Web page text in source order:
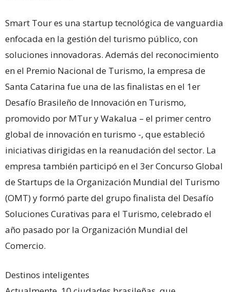
Smart Tour es una startup tecnológica de vanguardia
enfocada en la gestión del turismo público, con
soluciones innovadoras. Además del reconocimiento
en el Premio Nacional de Turismo, la empresa de
Santa Catarina fue una de las finalistas en el 1er
Desafío Brasileño de Innovación en Turismo,
promovido por MTur y Wakalua – el primer centro
global de innovación en turismo -, que estableció
iniciativas dirigidas en la reanudación del sector. La
empresa también participó en el 3er Concurso Global
de Startups de la Organización Mundial del Turismo
(OMT) y formó parte del grupo finalista del Desafío
Soluciones Curativas para el Turismo, celebrado el
año pasado por la Organización Mundial del
Comercio.
Destinos inteligentes